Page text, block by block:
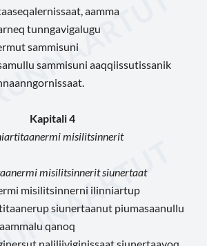
aamma
tunngavigalugu
sammisuni
sammisuni aaqqiissutissanik
Kapitali 4
misilitsinnerit
misilitsinnerit siunertaat
misilitsinnerni ilinniartup
siunertaanut piumasaanullu
qanoq
naliliiviginissaat siunertaavoq.